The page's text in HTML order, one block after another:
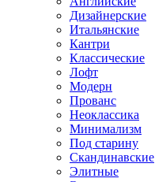
Дизайнерские
Итальянские
Кантри
Классические
Лофт
Модерн
Прованс
Неоклассика
Минимализм
Под старину
Скандинавские
Элитные